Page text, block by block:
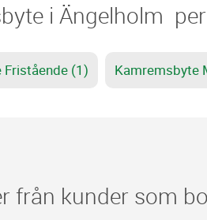
i Ängelholm
(1) Kamremsbyte
från kunder som